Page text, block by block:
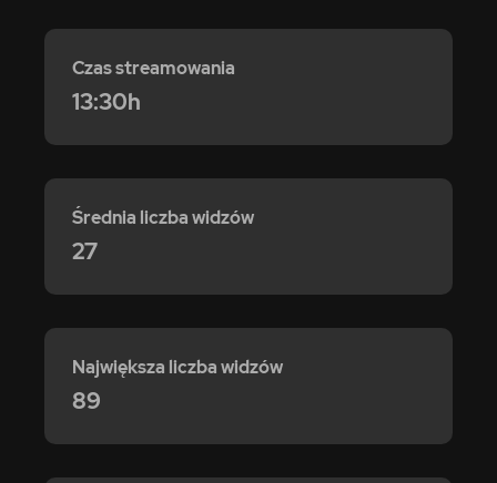
Czas streamowania
13:30h
Średnia liczba widzów
27
Największa liczba widzów
89